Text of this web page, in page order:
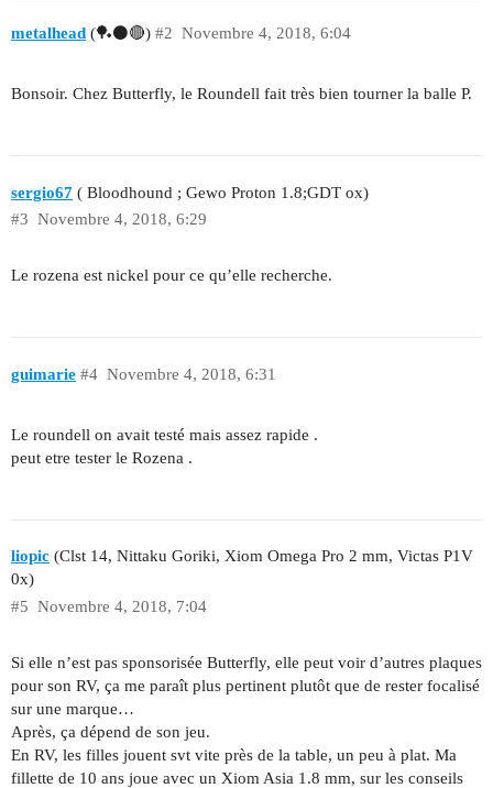
metalhead (🏓⚫🔴) Novembre 4, 2018, 6:04
#2
Bonsoir. Chez Butterfly, le Roundell fait très bien tourner la balle P.
sergio67 ( Bloodhound ; Gewo Proton 1.8;GDT ox)
Novembre 4, 2018, 6:29
#3
Le rozena est nickel pour ce qu’elle recherche.
guimarie Novembre 4, 2018, 6:31
#4
Le roundell on avait testé mais assez rapide .
peut etre tester le Rozena .
liopic (Clst 14, Nittaku Goriki, Xiom Omega Pro 2 mm, Victas P1V
0x)
Novembre 4, 2018, 7:04
#5
Si elle n’est pas sponsorisée Butterfly, elle peut voir d’autres plaques
pour son RV, ça me paraît plus pertinent plutôt que de rester focalisé
sur une marque…
Après, ça dépend de son jeu.
En RV, les filles jouent svt vite près de la table, un peu à plat. Ma
fillette de 10 ans joue avec un Xiom Asia 1.8 mm, sur les conseils